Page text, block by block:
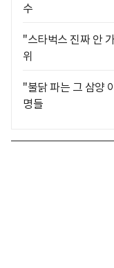
수
"스타벅스 진짜 안
위
"불닭 파는 그 삼양
명들